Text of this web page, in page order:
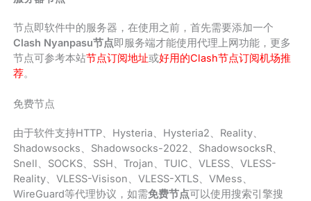
节点即软件中的服务器，在使用之前，首先需要添加一个
Clash Nyanpasu节点即服务端才能使用代理上网功能，更多
节点可参考本站节点订阅地址或好用的Clash节点订阅机场推
荐。
免费节点
由于软件支持HTTP、Hysteria、Hysteria2、Reality、
Shadowsocks、Shadowsocks-2022、ShadowsocksR、
Snell、SOCKS、SSH、Trojan、TUIC、VLESS、VLESS-
Reality、VLESS-Visison、VLESS-XTLS、VMess、
WireGuard等代理协议，如需免费节点可以使用搜索引擎搜